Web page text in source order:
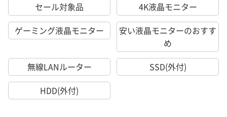
セール対象品
4K液晶モニター
ゲーミング液晶モニター
安い液晶モニターのおすす
め
無線LANルーター
SSD(外付)
HDD(外付)